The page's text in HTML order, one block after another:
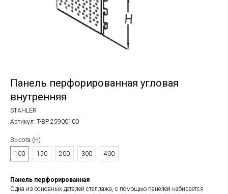
Панель перфорированная угловая
внутренняя
STAHLER
Артикул: T-BP 25900100
Высота (Н):
100
150 200 300 400
Панель перфорированная
Одна из основных деталей стеллажа, с помощью панелей набирается